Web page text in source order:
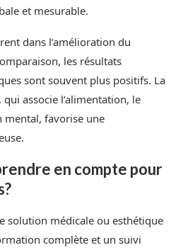
et mesurable.
dans l’amélioration du
les résultats
sont souvent plus positifs. La
associe l’alimentation, le
mental, favorise une
en compte pour
solution médicale ou esthétique
complète et un suivi